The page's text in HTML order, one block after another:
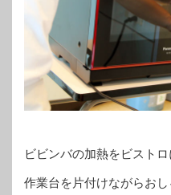
ビビンバの加熱をビスト
作業台を片付けながらおし